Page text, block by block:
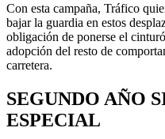
Con esta campaña, Tráfico
bajar la guardia en estos
obligación de ponerse el
adopción del resto de
carretera.
SEGUNDO AÑO
ESPECIAL